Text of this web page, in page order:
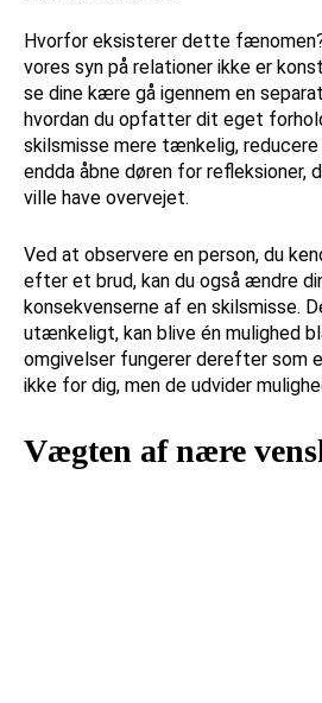
Hvorfor eksisterer dette
vores syn på relationer ikke er
se dine kære gå igennem en
hvordan du opfatter dit eget
skilsmisse mere tænkelig,
endda åbne døren for refleksioner,
ville have overvejet.
Ved at observere en person, du
efter et brud, kan du også ændre
konsekvenserne af en skilsmisse.
utænkeligt, kan blive én mulighed
omgivelser fungerer derefter som
ikke for dig, men de udvider
Vægten af nære